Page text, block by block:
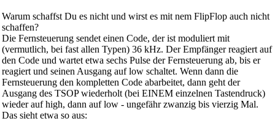
Warum schaffst Du es nicht und wirst es mit nem FlipFlop auch nicht
schaffen?
Die Fernsteuerung sendet einen Code, der ist moduliert mit
(vermutlich, bei fast allen Typen) 36 kHz. Der Empfänger reagiert auf
den Code und wartet etwa sechs Pulse der Fernsteuerung ab, bis er
reagiert und seinen Ausgang auf low schaltet. Wenn dann die
Fernsteuerung den kompletten Code abarbeitet, dann geht der
Ausgang des TSOP wiederholt (bei EINEM einzelnen Tastendruck)
wieder auf high, dann auf low - ungefähr zwanzig bis vierzig Mal.
Das sieht etwa so aus: